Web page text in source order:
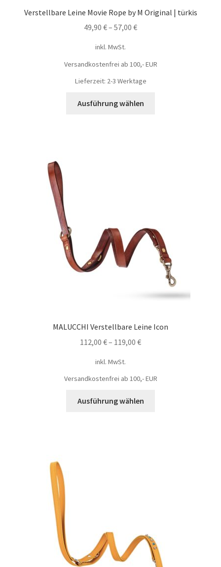
Verstellbare Leine Movie Rope by M Original | türkis
49,90 €– 57,00 €
inkl. MwSt.
Versandkostenfrei ab 100,- EUR
Lieferzeit: 2-3 Werktage
Ausführung wählen
MALUCCHI Verstellbare Leine Icon
112,00 €– 119,00 €
inkl. MwSt.
Versandkostenfrei ab 100,- EUR
Ausführung wählen